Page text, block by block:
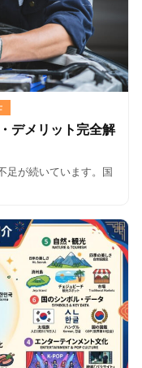
デメリット完全解
足が続いています。国